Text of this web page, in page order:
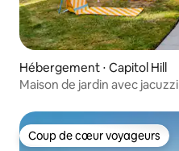
Hébergement ⋅ Capitol Hill
Maison de jardin avec jacuzzi
Coup de cœur voyageurs
Coup de cœur voyageurs